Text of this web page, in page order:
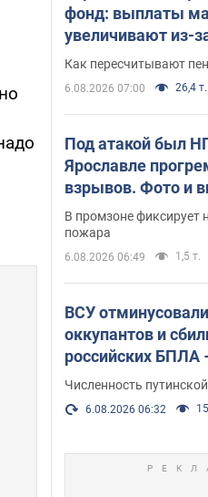
фонд: выплаты
увеличивают из-
не хватает
Как пересчитывают
6.08.2026 07:00 26,4 т.
Под атакой был
Ярославле
взрывов. Фото и
В промзоне фиксирует
пожара
6.08.2026 06:49 1,5 т.
ВСУ
оккупантов и
российских БПЛА
Численность
6.08.2026 06:32